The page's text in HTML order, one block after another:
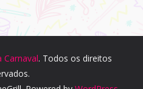
Carnaval. Todos os direitos